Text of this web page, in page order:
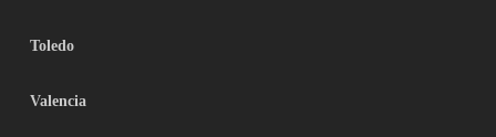
Toledo
Valencia